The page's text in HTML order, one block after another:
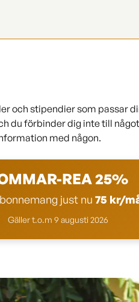
och stipendier som passar
du förbinder dig inte till
med någon.
REA 25%
just nu 75 kr/
Gäller t.o.m 9 augusti 2026